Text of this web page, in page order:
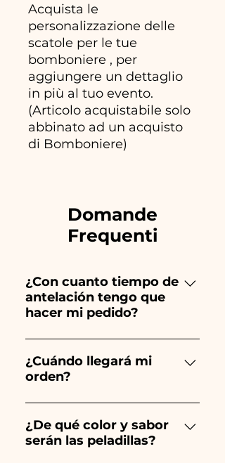
Acquista le
personalizzazione delle
scatole per le tue
bomboniere , per
aggiungere un dettaglio
in più al tuo evento.
(Articolo acquistabile solo
abbinato ad un acquisto
di Bomboniere)
Domande
Frequenti
¿Con cuanto tiempo de
antelación tengo que
hacer mi pedido?
Ceramiche Ania crea y pinta
totalmente a mano, ¡por lo que
su creación lleva mucho
por lo que siempre
recomendamos realizar tu
¿Cuándo llegará mi
orden?
Se garantiza la recepción del
pedido 10/15 días antes del
evento.
¿De qué color y sabor
serán las peladillas?